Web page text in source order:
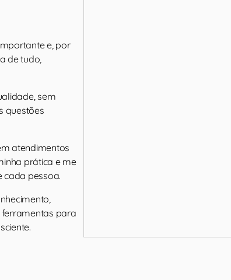
e, por
de tudo,
sem
questões
atendimentos
prática e me
cada pessoa.
para